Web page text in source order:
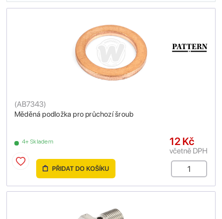
Měděná podložka pro průchozí šroub
(AB7343)
4+ Skladem 12 Kč
včetně DPH
PŘIDAT DO KOŠÍKU